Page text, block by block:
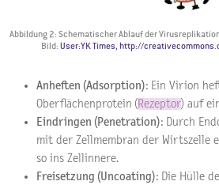
Abbildung 2: Schematischer Ablauf der
Bild: User:YK Times, http://
Anheften (Adsorption): Ein Virion
Oberflächenprotein ( Rezeptor) auf
Eindringen (Penetration): Durch
mit der Zellmembran der Wirtszelle
so ins Zellinnere.
Freisetzung (Uncoating): Die Hülle